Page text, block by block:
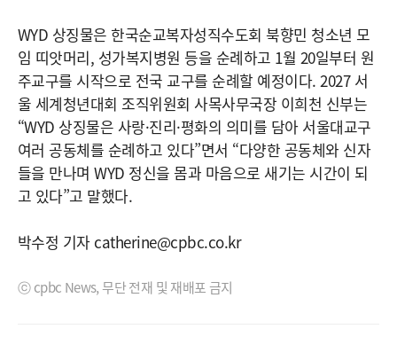
WYD 상징물은 한국순교복자성직수도회 북향민 청소년 모
임 띠앗머리, 성가복지병원 등을 순례하고 1월 20일부터 원
주교구를 시작으로 전국 교구를 순례할 예정이다. 2027 서
울 세계청년대회 조직위원회 사목사무국장 이희천 신부는
“WYD 상징물은 사랑·진리·평화의 의미를 담아 서울대교구
여러 공동체를 순례하고 있다”면서 “다양한 공동체와 신자
들을 만나며 WYD 정신을 몸과 마음으로 새기는 시간이 되
고 있다”고 말했다.
박수정 기자 catherine@cpbc.co.kr
ⓒ cpbc News, 무단 전재 및 재배포 금지